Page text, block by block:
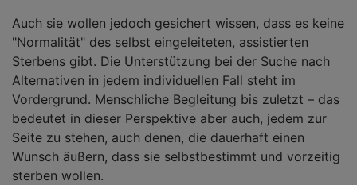
Auch sie wollen jedoch gesichert wissen, dass es keine
"Normalität" des selbst eingeleiteten, assistierten
Sterbens gibt. Die Unterstützung bei der Suche nach
Alternativen in jedem individuellen Fall steht im
Vordergrund. Menschliche Begleitung bis zuletzt – das
bedeutet in dieser Perspektive aber auch, jedem zur
Seite zu stehen, auch denen, die dauerhaft einen
Wunsch äußern, dass sie selbstbestimmt und vorzeitig
sterben wollen.